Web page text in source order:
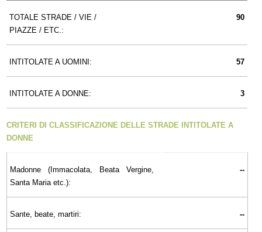
TOTALE STRADE / VIE /
PIAZZE / ETC.:
90
INTITOLATE A UOMINI: 57
INTITOLATE A DONNE: 3
CRITERI DI CLASSIFICAZIONE DELLE STRADE INTITOLATE A
DONNE
Madonne (Immacolata, Beata Vergine,
Santa Maria etc.):
--
Sante, beate, martiri: --